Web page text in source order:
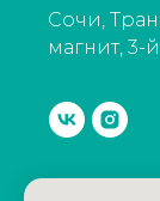
Сочи,
магнит, 3-